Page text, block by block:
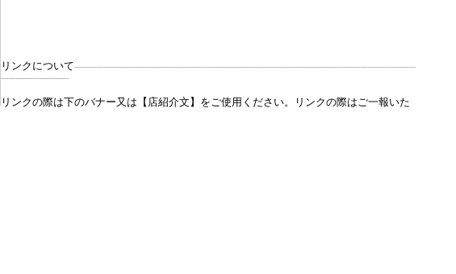
リンクについて---------------------------------------------------------------------------------------------------------------------------------------------
----------------------------
リンクの際は下のバナー又は【店紹介文】をご使用ください。リンクの際はご一報いた